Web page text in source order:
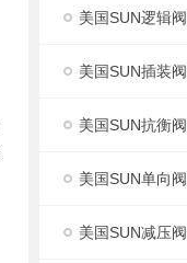
美国SUN逻辑阀
美国SUN插装阀
美国SUN抗衡阀
美国SUN单向阀
美国SUN减压阀